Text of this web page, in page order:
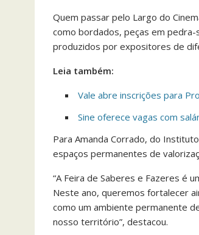
Quem passar pelo Largo do
como bordados, peças em
produzidos por expositores de
Leia também:
Vale abre inscrições para
Sine oferece vagas com
Para Amanda Corrado, do
espaços permanentes de
“A Feira de Saberes e Fazeres é
Neste ano, queremos fortalecer
como um ambiente permanente
nosso território”, destacou.